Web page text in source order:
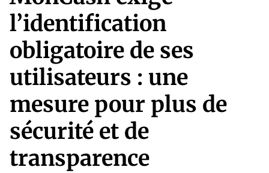
l’identification
obligatoire de ses
utilisateurs : une
mesure pour plus de
sécurité et de
transparence